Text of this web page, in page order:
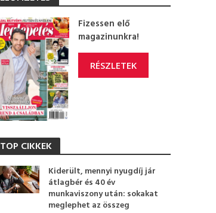
Fizessen elő
magazinunkra!
RÉSZLETEK
TOP CIKKEK
Kiderült, mennyi nyugdíj jár
átlagbér és 40 év
munkaviszony után: sokakat
meglephet az összeg